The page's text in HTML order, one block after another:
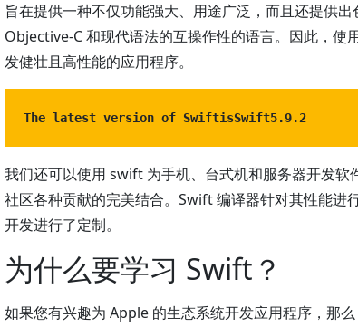
旨在提供一种不仅功能强大、用途广泛，而且还提供
Objective-C 和现代语法的互操作性的语言。因此，使
发健壮且高性能的应用程序。
The latest version of SwiftisSwift5.9.2
我们还可以使用 swift 为手机、台式机和服务器开发软
社区各种贡献的完美结合。Swift 编译器针对其性能进
开发进行了定制。
为什么要学习 Swift？
如果您有兴趣为 Apple 的生态系统开发应用程序，那